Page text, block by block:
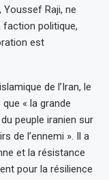
Raji, ne
faction politique,
est
de l’Iran, le
« la grande
peuple iranien sur
de l’ennemi ». Il a
et la résistance
pour la résilience